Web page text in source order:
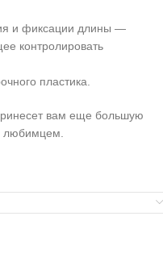
и фиксации длины —
контролировать
пластика.
вам еще большую
любимцем.